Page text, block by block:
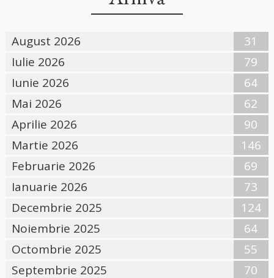
August 2026
31
Iulie 2026
79
Iunie 2026
64
Mai 2026
62
Aprilie 2026
90
Martie 2026
146
Februarie 2026
69
Ianuarie 2026
73
Decembrie 2025
124
Noiembrie 2025
64
Octombrie 2025
55
Septembrie 2025
70